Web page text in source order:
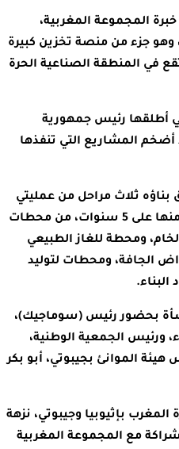
المجموعة المغربية،
جزء من منصة تخزين كبيرة
في المنطقة الصناعية الحرة
أطلقها رئيس جمهورية
المشاريع التي تنفذها
بناؤه ثلاث مراحل من عمليتي
التطوير والبناء، تمتد كل مرحلة منها على 5 سنوات، من محطات
ومحطة للغاز الطبيعي
الجافة، ومحطات لتوليد
بحضور رئيس (سوماجيك)،
ورئيس الجمعية الوطنية،
الموانئ بجيبوتي، أبو بكر
بإثيوبيا وجيبوتي، نزهة
مع المجموعة المغربية